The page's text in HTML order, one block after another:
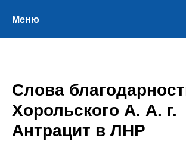
Меню
Слова
Хорольского А. А. г.
Антрацит в ЛНР